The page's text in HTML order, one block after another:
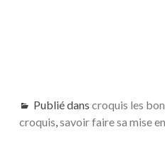
Publié dans croquis les
croquis savoir faire sa mise